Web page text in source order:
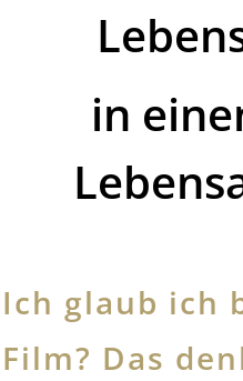
in
Ich glaub ich
Film? Das